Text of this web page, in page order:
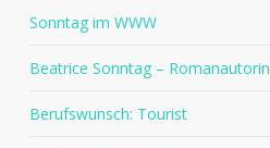
Sonntag im WWW
Beatrice Sonntag – Romanautorin
Berufswunsch: Tourist